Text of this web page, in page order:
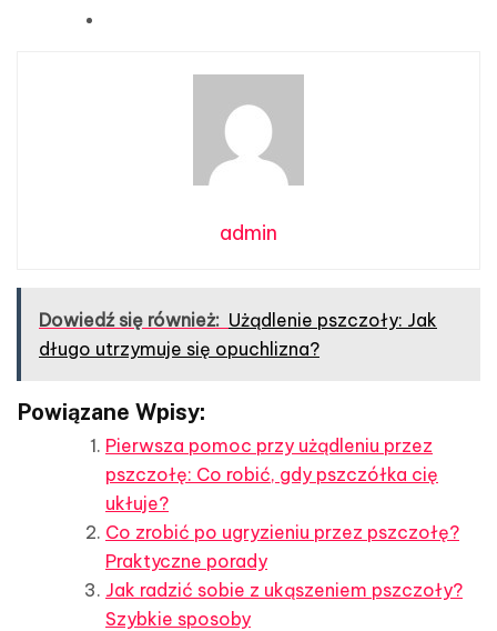
admin
Dowiedź się również: Użądlenie pszczoły: Jak
długo utrzymuje się opuchlizna?
Powiązane Wpisy:
Pierwsza pomoc przy użądleniu przez
pszczołę: Co robić, gdy pszczółka cię
ukłuje?
Co zrobić po ugryzieniu przez pszczołę?
Praktyczne porady
Jak radzić sobie z ukąszeniem pszczoły?
Szybkie sposoby